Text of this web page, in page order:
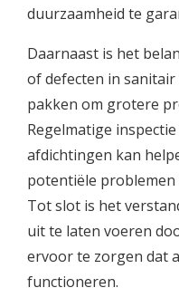
duurzaamheid te
Daarnaast is het
of defecten in
pakken om grotere
Regelmatige
afdichtingen kan
potentiële
Tot slot is het
uit te laten voeren
ervoor te zorgen dat
functioneren.